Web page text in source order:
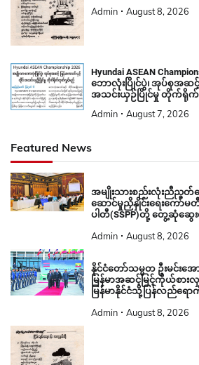
Admin August 8, 2026
Hyundai ASEAN
ဘောလုံးပြိုင်ပွဲ၊ အုပ်စုအဆင့်
အသင်းယှဉ်ပြိုင်မှု တိုက်
Admin August 7, 2026
Featured News
အမျိုးသားစည်းလုံးညီညွတ်ရေး
ဆောင်မှုညှိနှိုင်းရေးကော်မ
ပါတီ(SSPP)တို့ တွေ့ဆုံဆွေး
Admin August 8, 2026
နိုင်ငံတော်သမ္မတ ဦးမင်းအ
မြန်မာအဆင့်မြင့်ကိုယ်စာ
မြန်မာနိုင်ငံသို့ပြန်လည်ရော
Admin August 8, 2026